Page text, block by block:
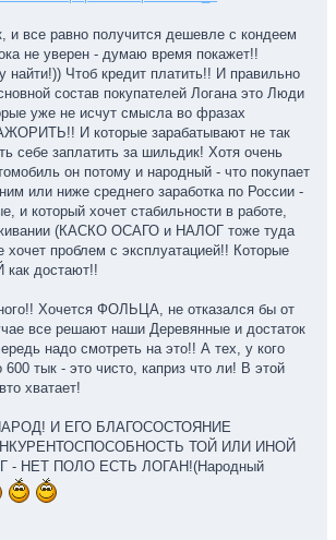
и все равно получится дешевле с кондеем
не уверен - думаю время покажет!!
найти!)) Чтоб кредит платить!! И правильно
состав покупателей Логана это Люди
уже не исчут смысла во фразах
И которые зарабатывают не так
себе заплатить за шильдик! Хотя очень
он потому и народный - что покупает
или ниже среднего заработка по России -
и который хочет стабильности в работе,
(КАСКО ОСАГО и НАЛОГ тоже туда
хочет проблем с эксплуатацией!! Которые
как достают!!
Хочется ФОЛЬЦА, не отказался бы от
все решают наши Деревянные и достаток
надо смотреть на это!! А тех, у кого
тык - это чисто, каприз что ли! В этой
хватает!
И ЕГО БЛАГОСОСТОЯНИЕ
ТОЙ ИЛИ ИНОЙ
- НЕТ ПОЛО ЕСТЬ ЛОГАН!(Народный